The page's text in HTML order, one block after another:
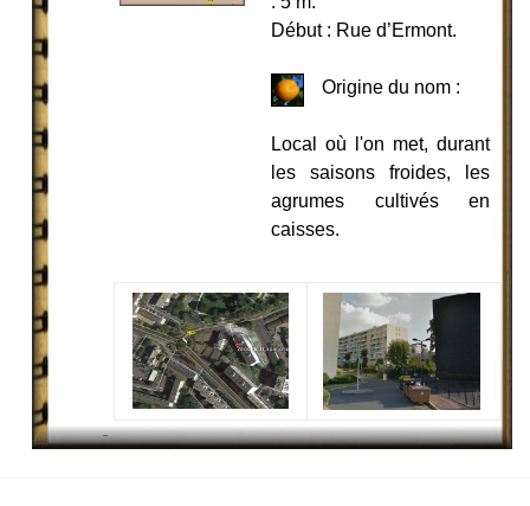
Début : Rue d’Ermont.
Origine du nom :
Local où l'on met, durant
les saisons froides, les
agrumes cultivés en
caisses.
-